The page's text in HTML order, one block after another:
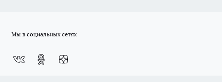
Мы в социальных сетях